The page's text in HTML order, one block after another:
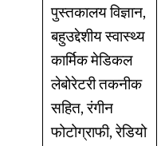
पुस्तकालय विज्ञान,
बहुउद्देशीय स्वास्थ्य
कार्मिक मेडिकल
लेबोरेटरी तकनीक
सहित, रंगीन
फोटोग्राफी, रेडियो